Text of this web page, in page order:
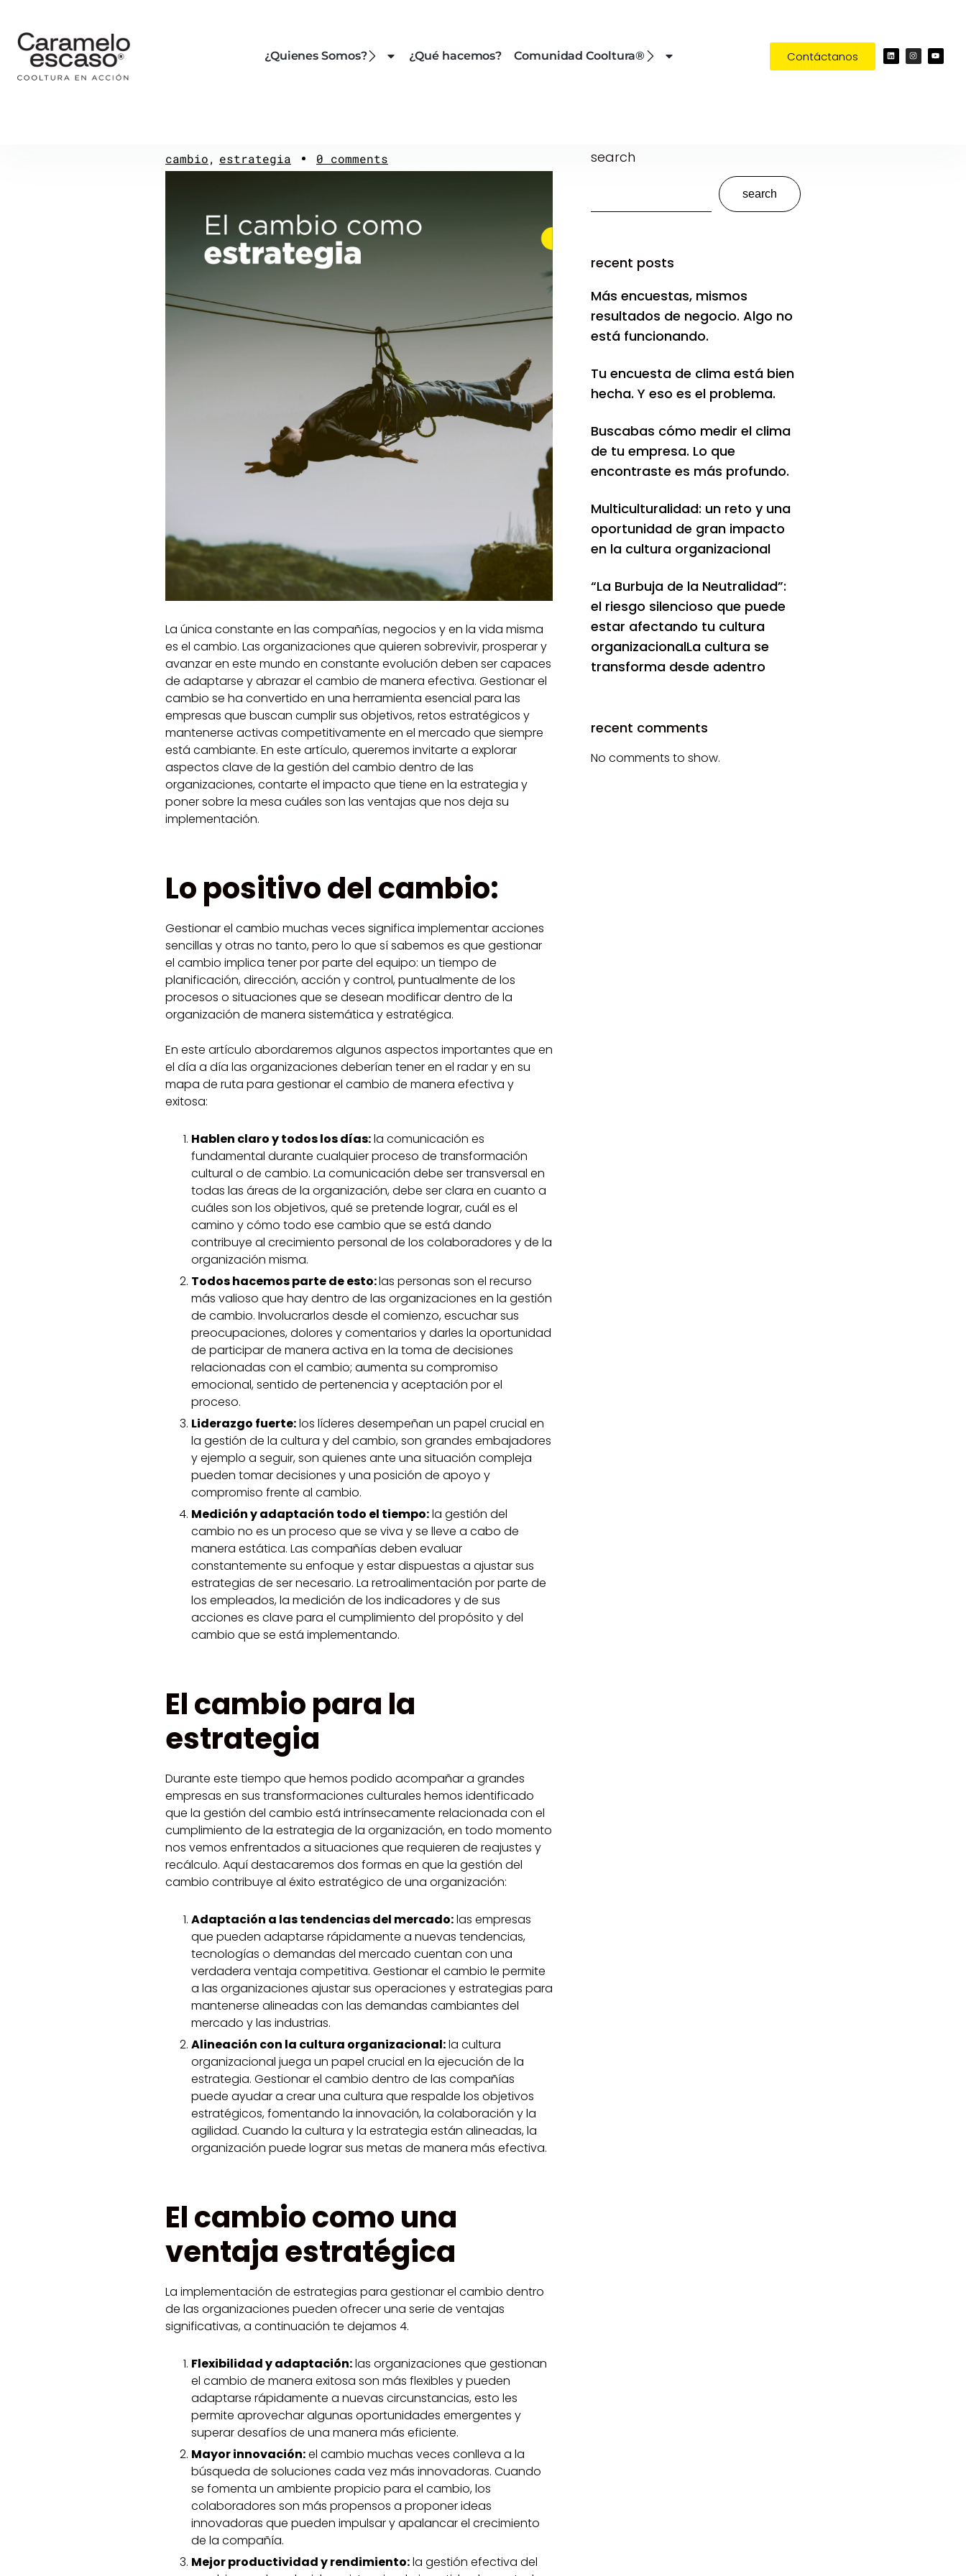
¿Quienes Somos? ¿Qué hacemos? Comunidad Cooltura® Contáctanos
cambio estrategia 0 comments
La única constante en las compañías, negocios y en la vida misma
es el cambio. Las organizaciones que quieren sobrevivir, prosperar y
avanzar en este mundo en constante evolución deben ser capaces
de adaptarse y abrazar el cambio de manera efectiva. Gestionar el
cambio se ha convertido en una herramienta esencial para las
empresas que buscan cumplir sus objetivos, retos estratégicos y
mantenerse activas competitivamente en el mercado que siempre
está cambiante. En este artículo, queremos invitarte a explorar
aspectos clave de la gestión del cambio dentro de las
organizaciones, contarte el impacto que tiene en la estrategia y
poner sobre la mesa cuáles son las ventajas que nos deja su
implementación.
Lo positivo del cambio:
Gestionar el cambio muchas veces significa implementar acciones
sencillas y otras no tanto, pero lo que sí sabemos es que gestionar
el cambio implica tener por parte del equipo: un tiempo de
planificación, dirección, acción y control, puntualmente de los
procesos o situaciones que se desean modificar dentro de la
organización de manera sistemática y estratégica.
En este artículo abordaremos algunos aspectos importantes que en
el día a día las organizaciones deberían tener en el radar y en su
mapa de ruta para gestionar el cambio de manera efectiva y
exitosa:
Hablen claro y todos los días:la comunicación es
fundamental durante cualquier proceso de transformación
cultural o de cambio. La comunicación debe ser transversal en
todas las áreas de la organización, debe ser clara en cuanto a
cuáles son los objetivos, qué se pretende lograr, cuál es el
camino y cómo todo ese cambio que se está dando
contribuye al crecimiento personal de los colaboradores y de la
organización misma.
Todos hacemos parte de esto:las personas son el recurso
más valioso que hay dentro de las organizaciones en la gestión
de cambio. Involucrarlos desde el comienzo, escuchar sus
preocupaciones, dolores y comentarios y darles la oportunidad
de participar de manera activa en la toma de decisiones
relacionadas con el cambio; aumenta su compromiso
emocional, sentido de pertenencia y aceptación por el
proceso.
Liderazgo fuerte:los líderes desempeñan un papel crucial en
la gestión de la cultura y del cambio, son grandes embajadores
y ejemplo a seguir, son quienes ante una situación compleja
pueden tomar decisiones y una posición de apoyo y
compromiso frente al cambio.
Medición y adaptación todo el tiempo:la gestión del
cambio no es un proceso que se viva y se lleve a cabo de
manera estática. Las compañías deben evaluar
constantemente su enfoque y estar dispuestas a ajustar sus
estrategias de ser necesario. La retroalimentación por parte de
los empleados, la medición de los indicadores y de sus
acciones es clave para el cumplimiento del propósito y del
cambio que se está implementando.
El cambio para la
estrategia
Durante este tiempo que hemos podido acompañar a grandes
empresas en sus transformaciones culturales hemos identificado
que la gestión del cambio está intrínsecamente relacionada con el
cumplimiento de la estrategia de la organización, en todo momento
nos vemos enfrentados a situaciones que requieren de reajustes y
recálculo. Aquí destacaremos dos formas en que la gestión del
cambio contribuye al éxito estratégico de una organización:
Adaptación a las tendencias del mercado:las empresas
que pueden adaptarse rápidamente a nuevas tendencias,
tecnologías o demandas del mercado cuentan con una
verdadera ventaja competitiva. Gestionar el cambio le permite
a las organizaciones ajustar sus operaciones y estrategias para
mantenerse alineadas con las demandas cambiantes del
mercado y las industrias.
Alineación con la cultura organizacional:la cultura
organizacional juega un papel crucial en la ejecución de la
estrategia. Gestionar el cambio dentro de las compañías
puede ayudar a crear una cultura que respalde los objetivos
estratégicos, fomentando la innovación, la colaboración y la
agilidad. Cuando la cultura y la estrategia están alineadas, la
organización puede lograr sus metas de manera más efectiva.
El cambio como una
ventaja estratégica
La implementación de estrategias para gestionar el cambio dentro
de las organizaciones pueden ofrecer una serie de ventajas
significativas, a continuación te dejamos 4.
Flexibilidad y adaptación:las organizaciones que gestionan
el cambio de manera exitosa son más flexibles y pueden
adaptarse rápidamente a nuevas circunstancias, esto les
permite aprovechar algunas oportunidades emergentes y
superar desafíos de una manera más eficiente.
Mayor innovación:el cambio muchas veces conlleva a la
búsqueda de soluciones cada vez más innovadoras. Cuando
se fomenta un ambiente propicio para el cambio, los
colaboradores son más propensos a proponer ideas
innovadoras que pueden impulsar y apalancar el crecimiento
de la compañía.
Mejor productividad y rendimiento:la gestión efectiva del
search
search
recent posts
Más encuestas, mismos
resultados de negocio. Algo no
está funcionando.
Tu encuesta de clima está bien
hecha. Y eso es el problema.
Buscabas cómo medir el clima
de tu empresa. Lo que
encontraste es más profundo.
Multiculturalidad: un reto y una
oportunidad de gran impacto
en la cultura organizacional
“La Burbuja de la Neutralidad”:
el riesgo silencioso que puede
estar afectando tu cultura
organizacionalLa cultura se
transforma desde adentro
recent comments
No comments to show.